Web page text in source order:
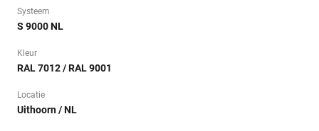
Systeem
S 9000 NL
Kleur
RAL 7012 / RAL 9001
Locatie
Uithoorn / NL